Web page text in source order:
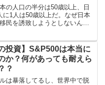
壊すると思ってるから
国の失敗を見てきたから
の人口の半分は50歳以上、日
に1人は50歳以上だ。なぜ日本
民を誘致しようとしないん
投資】S&P500は本当に
か？何があっても耐えら
？
は暴落してるし、世界中で脱